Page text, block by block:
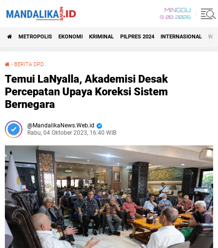
MINGGU
9•08•2026
METROPOLIS EKONOMI KRIMINAL PILPRES 2024 INTERNASIONAL
› BERITA DPD
Temui LaNyalla, Akademisi Desak
Percepatan Upaya Koreksi Sistem
Bernegara
MandalikaNews.Web.id
Rabu, 04 Oktober 2023, 16:40 WIB